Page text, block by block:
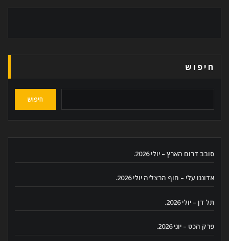
חיפוש
חיפוש
סובב דרום הארץ – יולי 2026.
אדוננו עלי – חוף הרצליה יולי 2026.
תל דן – יולי 2026.
פרק הכט – יוני 2026.